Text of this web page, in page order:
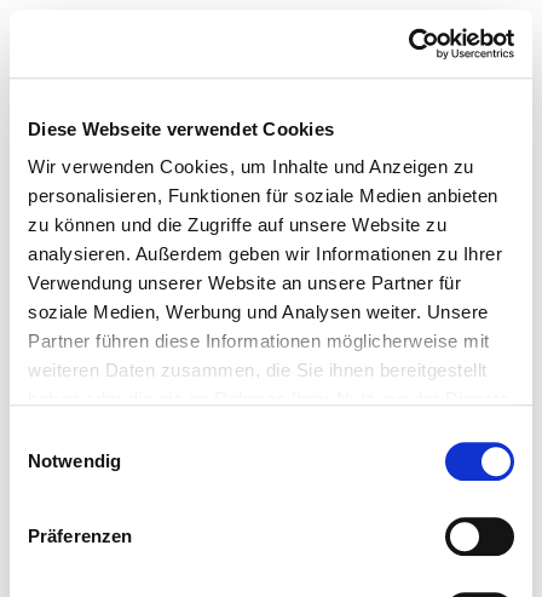
Diese Webseite verwendet Cookies
Wir verwenden Cookies, um Inhalte und Anzeigen zu
personalisieren, Funktionen für soziale Medien anbieten
zu können und die Zugriffe auf unsere Website zu
analysieren. Außerdem geben wir Informationen zu Ihrer
Verwendung unserer Website an unsere Partner für
soziale Medien, Werbung und Analysen weiter. Unsere
Partner führen diese Informationen möglicherweise mit
weiteren Daten zusammen, die Sie ihnen bereitgestellt
Notwendig
Präferenzen